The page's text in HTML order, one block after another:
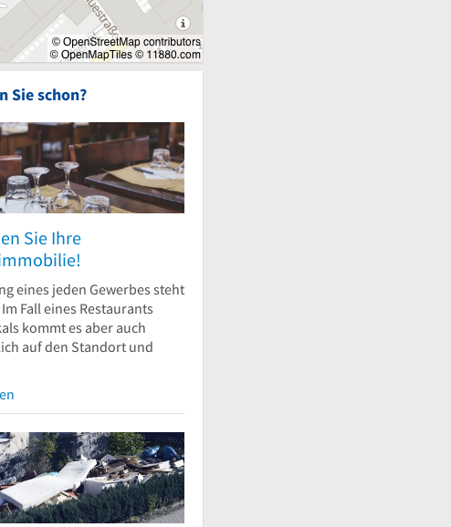
Sie schon?
Sie Ihre
eines jeden Gewerbes steht
Fall eines Restaurants
kommt es aber auch
auf den Standort und